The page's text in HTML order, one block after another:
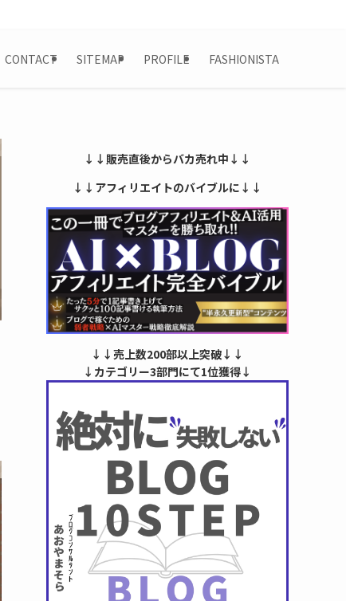
CONTACT SITEMAP PROFILE FASHIONISTA
↓↓販売直後からバカ売れ中↓↓
↓↓アフィリエイトのバイブルに↓↓
↓↓売上数200部以上突破↓↓
↓カテゴリー3部門にて1位獲得↓